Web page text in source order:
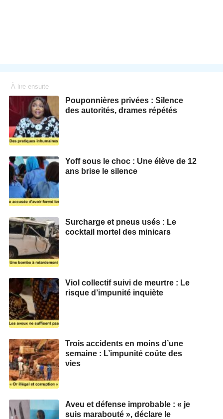
À lire ensuite
Pouponnières privées : Silence
des autorités, drames répétés
Yoff sous le choc : Une élève de 12
ans brise le silence
Surcharge et pneus usés : Le
cocktail mortel des minicars
Viol collectif suivi de meurtre : Le
risque d’impunité inquiète
Trois accidents en moins d’une
semaine : L’impunité coûte des
vies
Aveu et défense improbable : « je
suis marabouté », déclare le